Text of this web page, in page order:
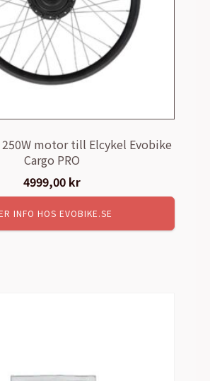
motor till Elcykel Evobike
Cargo PRO
4999,00 kr
INFO HOS EVOBIKE.SE